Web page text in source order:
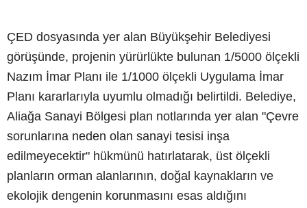
ÇED dosyasında yer alan Büyükşehir Belediyesi
görüşünde, projenin yürürlükte bulunan 1/5000 ölçekli
Nazım İmar Planı ile 1/1000 ölçekli Uygulama İmar
Planı kararlarıyla uyumlu olmadığı belirtildi. Belediye,
Aliağa Sanayi Bölgesi plan notlarında yer alan "Çevre
sorunlarına neden olan sanayi tesisi inşa
edilmeyecektir" hükmünü hatırlatarak, üst ölçekli
planların orman alanlarının, doğal kaynakların ve
ekolojik dengenin korunmasını esas aldığını